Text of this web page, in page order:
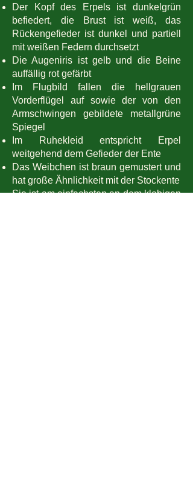
Der Kopf des Erpels ist dunkelgrün
befiedert, die Brust ist weiß, das
Rückengefieder ist dunkel und partiell
mit weißen Federn durchsetzt
Die Augeniris ist gelb und die Beine
auffällig rot gefärbt
Im Flugbild fallen die hellgrauen
Vorderflügel auf sowie der von den
Armschwingen gebildete metallgrüne
Spiegel
Im Ruhekleid entspricht Erpel
weitgehend dem Gefieder der Ente
Das Weibchen ist braun gemustert und
hat große Ähnlichkeit mit der Stockente
Sie ist am einfachsten an dem klobigen